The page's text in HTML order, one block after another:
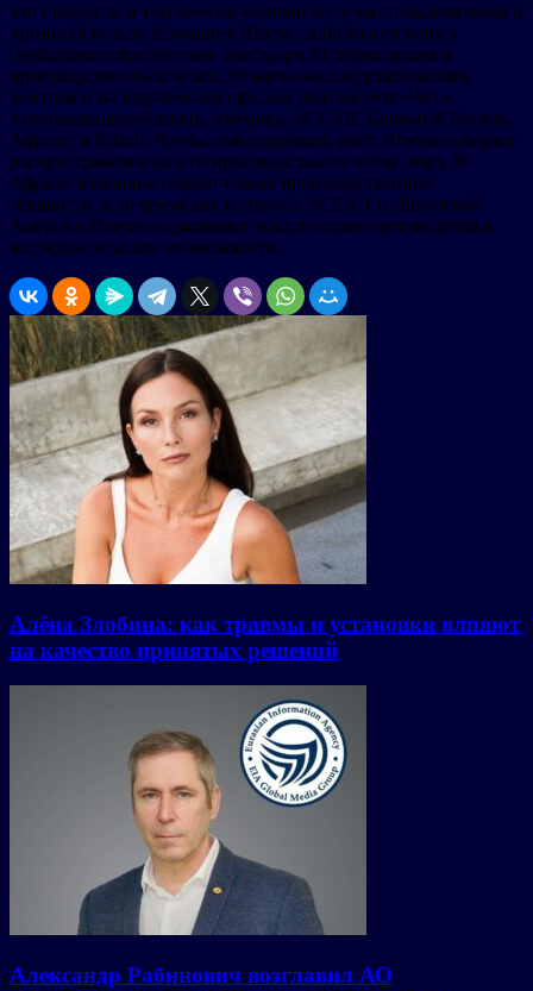
что продукты и технологии компании служат пользователям и
приносят пользу. Компания Hisense добилась сильного
глобального присутствие благодаря 36 технопаркам и
производственным базам, 30 научно-исследовательским
центрам и 64 зарубежным офисам, образуя сеть «5+1»,
охватывающую Европу, Америку, АСЕАН, Ближний Восток,
Африку и Китай. Чтобы стимулировать рост, Hisense ускоряет
распространение своего производства по всему миру. В
Африке компания создает новые производственные
мощности, в то время как в странах АСЕАН и Латинской
Америки Hisense наращивает локализацию производства и
исследовательские возможности.
Алёна Злобина: как травмы и установки влияют
на качество принятых решений
Александр Рабинович возглавил АО